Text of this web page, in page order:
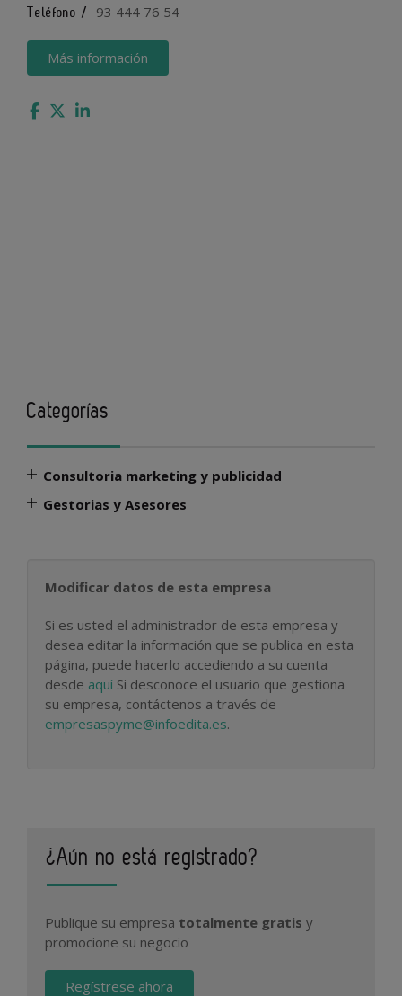
Teléfono / 93 444 76 54
Más información
Categorías
Consultoria marketing y publicidad
Gestorias y Asesores
Modificar datos de esta empresa
Si es usted el administrador de esta empresa y
desea editar la información que se publica en esta
página, puede hacerlo accediendo a su cuenta
desde aquíSi desconoce el usuario que gestiona
su empresa, contáctenos a través de
empresaspyme@infoedita.es.
¿Aún no está registrado?
Publique su empresa totalmente gratis y
promocione su negocio
Regístrese ahora